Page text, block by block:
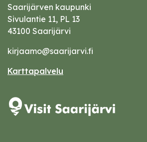
Saarijärven kaupunki
Sivulantie 11, PL 13
43100 Saarijärvi
kirjaamo@saarijarvi.fi
Karttapalvelu